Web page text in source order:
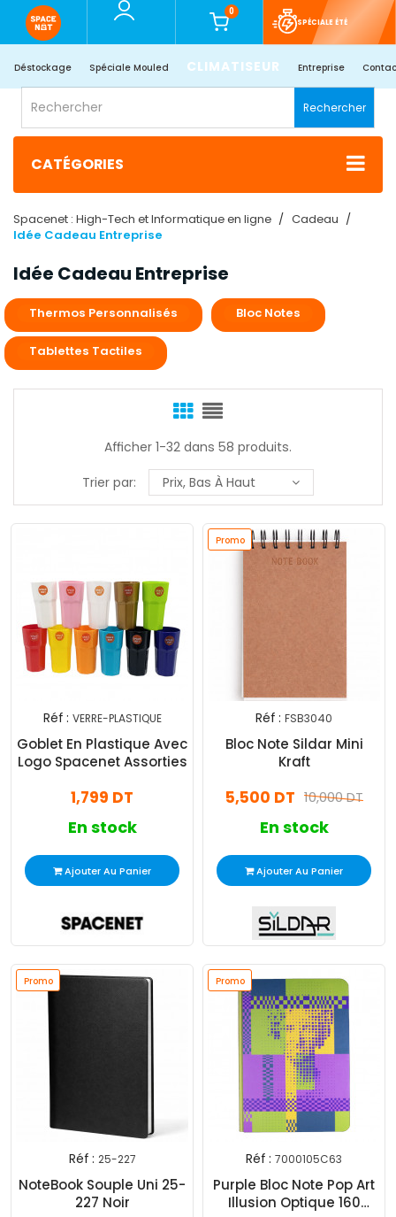
0
SPÉCIALE ÉTÉ
Déstockage Spéciale Mouled CLIMATISEUR Entreprise
Rechercher
CATÉGORIES
Spacenet : High-Tech et Informatique en ligne
Cadeau
Idée Cadeau Entreprise
Idée Cadeau Entreprise
Thermos Personnalisés Bloc Notes
Tablettes Tactiles
Afficher 1-32 dans 58 produits.
Trier par:
Prix, Bas À Haut
Réf : VERRE-PLASTIQUE
Goblet En Plastique Avec
Logo Spacenet Assorties
1,799 DT
En stock
Ajouter Au Panier
Promo
Réf : FSB3040
Bloc Note Sildar Mini
Kraft
10,000 DT
5,500 DT
En stock
Ajouter Au Panier
Promo
Réf : 25-227
NoteBook Souple Uni 25-
227 Noir
Promo
Réf : 7000105C63
Purple Bloc Note Pop Art
Illusion Optique 160